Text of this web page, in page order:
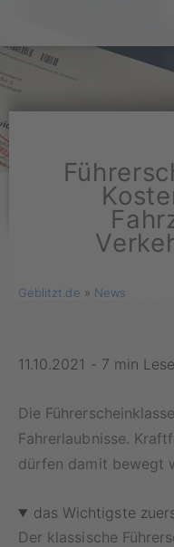
Geblitzt.de » News
11.10.2021 - 7 min
Die
Fahrerlaubnisse.
dürfen damit bewegt
das Wichtigste
Der klassische